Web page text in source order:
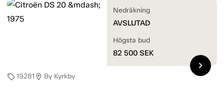
sell19281 location_on By Kyrkby
Nedräkning
AVSLUTAD
Högsta bud
82 500 SEK
chevron_right